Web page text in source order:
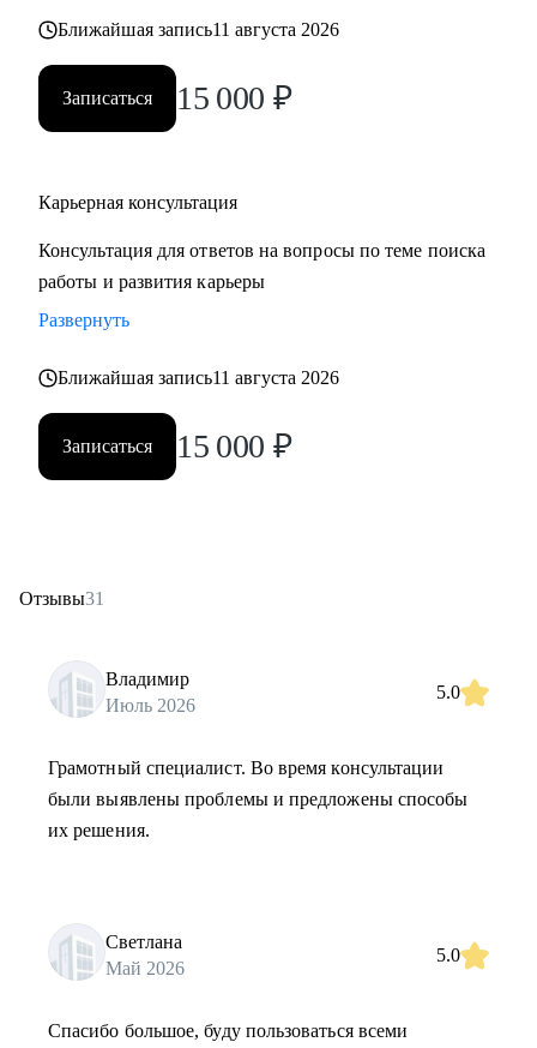
также замотивировать на движение к желаемой цели.
Ближайшая запись11 августа 2026
Записаться 15 000 ₽
Карьерная консультация
Консультация для ответов на вопросы по теме поиска
работы и развития карьеры
Развернуть
Ближайшая запись11 августа 2026
Записаться 15 000 ₽
Отзывы31
Владимир
Июль 2026
5.0
Грамотный специалист. Во время консультации
были выявлены проблемы и предложены способы
их решения.
Светлана
Май 2026
5.0
Спасибо большое, буду пользоваться всеми